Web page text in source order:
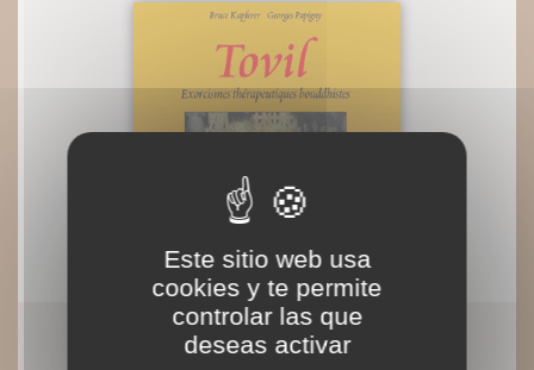
Tovil, Exorcismes thérapeutiques bouddhistes
Este sitio web usa
cookies y te permite
controlar las que
deseas activar